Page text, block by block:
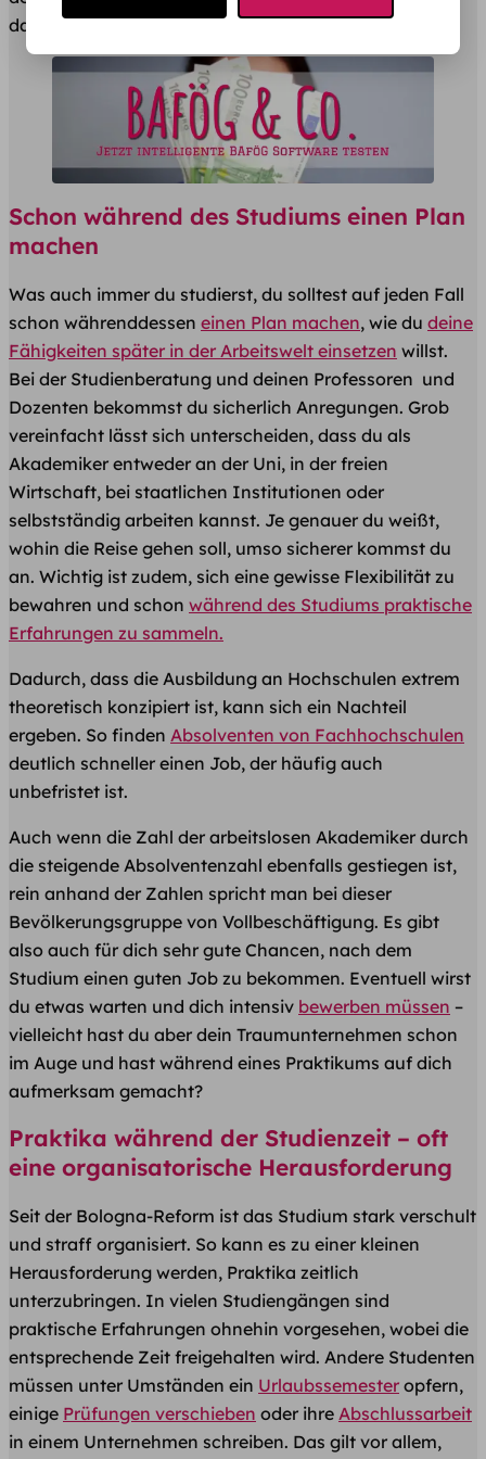
das man nicht mag?
Schon während des Studiums einen Plan
machen
Was auch immer du studierst, du solltest auf jeden Fall
schon währenddessen einen Plan machen, wie du deine
Fähigkeiten später in der Arbeitswelt einsetzen willst.
Bei der Studienberatung und deinen Professoren und
Dozenten bekommst du sicherlich Anregungen. Grob
vereinfacht lässt sich unterscheiden, dass du als
Akademiker entweder an der Uni, in der freien
Wirtschaft, bei staatlichen Institutionen oder
selbstständig arbeiten kannst. Je genauer du weißt,
wohin die Reise gehen soll, umso sicherer kommst du
an. Wichtig ist zudem, sich eine gewisse Flexibilität zu
bewahren und schon während des Studiums praktische
Erfahrungen zu sammeln.
Dadurch, dass die Ausbildung an Hochschulen extrem
theoretisch konzipiert ist, kann sich ein Nachteil
ergeben. So finden Absolventen von Fachhochschulen
deutlich schneller einen Job, der häufig auch
unbefristet ist.
Auch wenn die Zahl der arbeitslosen Akademiker durch
die steigende Absolventenzahl ebenfalls gestiegen ist,
rein anhand der Zahlen spricht man bei dieser
Bevölkerungsgruppe von Vollbeschäftigung. Es gibt
also auch für dich sehr gute Chancen, nach dem
Studium einen guten Job zu bekommen. Eventuell wirst
du etwas warten und dich intensiv bewerben müssen –
vielleicht hast du aber dein Traumunternehmen schon
im Auge und hast während eines Praktikums auf dich
aufmerksam gemacht?
Praktika während der Studienzeit – oft
eine organisatorische Herausforderung
Seit der Bologna-Reform ist das Studium stark verschult
und straff organisiert. So kann es zu einer kleinen
Herausforderung werden, Praktika zeitlich
unterzubringen. In vielen Studiengängen sind
praktische Erfahrungen ohnehin vorgesehen, wobei die
entsprechende Zeit freigehalten wird. Andere Studenten
müssen unter Umständen ein Urlaubssemester opfern,
einige Prüfungen verschieben oder ihre Abschlussarbeit
in einem Unternehmen schreiben. Das gilt vor allem,